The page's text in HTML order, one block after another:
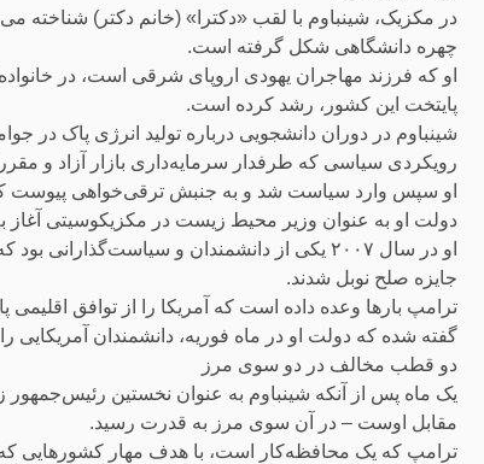
در مکزیک، شینباوم با لقب «دکترا» (خانم دکتر) شناخته
چهره دانشگاهی شکل گرفته است.
او که فرزند مهاجران یهودی اروپای شرقی است، در
پایتخت این کشور، رشد کرده است.
شینباوم در دوران دانشجویی درباره تولید انرژی پاک
رویکردی سیاسی که طرفدار سرمایه‌داری بازار آزاد و
او سپس وارد سیاست شد و به جنبش ترقی‌خواهی پیوست که
دولت او به عنوان وزیر محیط زیست در مکزیکوسیتی آغاز
او در سال ۲۰۰۷ یکی از دانشمندان و
جایزه صلح نوبل شدند.
ترامپ بارها وعده داده است که آمریکا را از توافق
گفته شده که دولت او در ماه فوریه، دانشمندان
دو قطب مخالف در دو سوی مرز
یک ماه پس از آنکه شینباوم به عنوان نخستین
مقابل اوست – در آن سوی مرز به قدرت رسید.
ترامپ که یک محافظه‌کار است، با هدف مهار کشورهایی